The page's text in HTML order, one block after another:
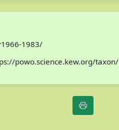
1983/
powo.science.kew.org/taxon/